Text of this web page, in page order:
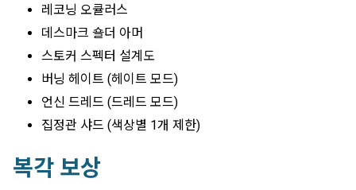
레코닝 오큘러스
데스마크 숄더 아머
스토커 스펙터 설계도
버닝 헤이트 (헤이트 모드)
언신 드레드 (드레드 모드)
집정관 샤드 (색상별 1개 제한)
복각 보상